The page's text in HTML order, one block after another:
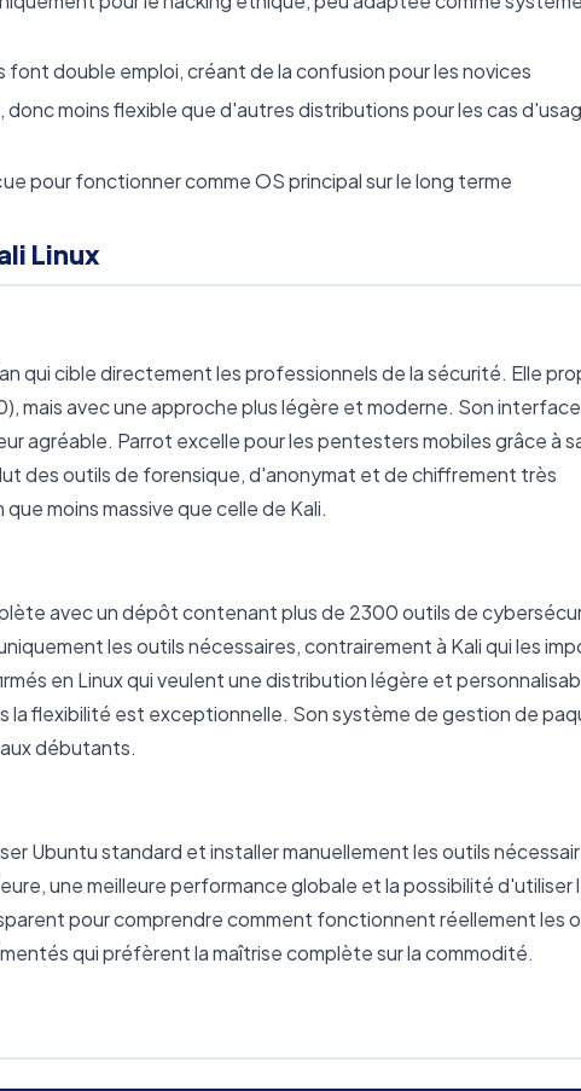
font double emploi, créant de la confusion pour les novices
donc moins flexible que d'autres distributions pour les cas
pour fonctionner comme OS principal sur le long terme
Linux
qui cible directement les professionnels de la sécurité. Elle
mais avec une approche plus légère et moderne. Son
agréable. Parrot excelle pour les pentesters mobiles grâce à
des outils de forensique, d'anonymat et de chiffrement très
moins massive que celle de Kali.
avec un dépôt contenant plus de 2300 outils de
les outils nécessaires, contrairement à Kali qui les
en Linux qui veulent une distribution légère et
la flexibilité est exceptionnelle. Son système de gestion de
débutants.
Ubuntu standard et installer manuellement les outils
une meilleure performance globale et la possibilité d'utiliser
pour comprendre comment fonctionnent réellement les
qui préfèrent la maîtrise complète sur la commodité.